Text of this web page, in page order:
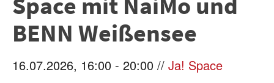
BENN Weißensee
16.07.2026, 16:00 - 20:00 // Ja! Space